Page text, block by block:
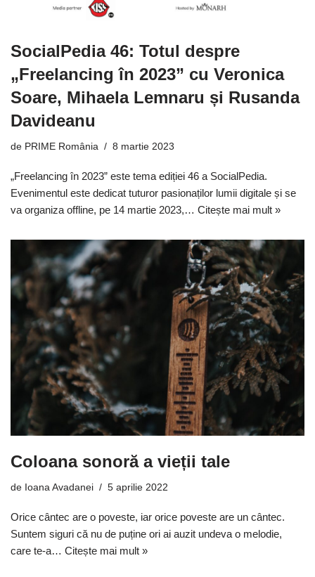
SocialPedia 46: Totul despre
„Freelancing în 2023” cu Veronica
Soare, Mihaela Lemnaru și Rusanda
Davideanu
de PRIME România 8 martie 2023
„Freelancing în 2023” este tema ediției 46 a SocialPedia.
Evenimentul este dedicat tuturor pasionaților lumii digitale și se
va organiza offline, pe 14 martie 2023,… Citește mai mult »
Coloana sonoră a vieții tale
de Ioana Avadanei 5 aprilie 2022
Orice cântec are o poveste, iar orice poveste are un cântec.
Suntem siguri că nu de puține ori ai auzit undeva o melodie,
care te-a… Citește mai mult »